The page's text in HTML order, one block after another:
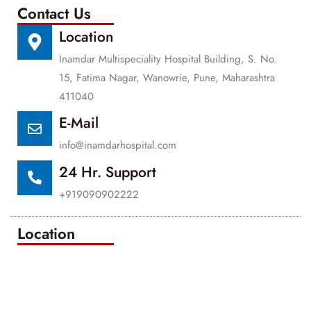
Contact Us
Location
Inamdar Multispeciality Hospital Building, S. No.
15, Fatima Nagar, Wanowrie, Pune, Maharashtra
411040
E-Mail
info@inamdarhospital.com
24 Hr. Support
+919090902222
Location